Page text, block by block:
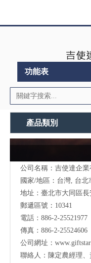
功能表
產品類別
公司名稱：吉使達企業
國家/地區：台灣, 台北
地址：臺北市大同區長
郵遞區號：10341
電話：886-2-25521977
傳真：886-2-25524606
公司網址：
聯絡人：陳定農經理、